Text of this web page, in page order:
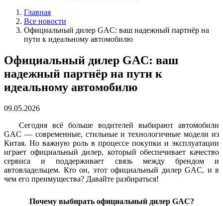
Главная
Все новости
Официальный дилер GAC: ваш надежный партнёр на
пути к идеальному автомобилю
Официальный дилер GAC: ваш
надежный партнёр на пути к
идеальному автомобилю
09.05.2026
Сегодня всё больше водителей выбирают автомобили
GAC — современные, стильные и технологичные модели из
Китая. Но важную роль в процессе покупки и эксплуатации
играет официальный дилер, который обеспечивает качество
сервиса и поддерживает связь между брендом и
автовладельцем. Кто он, этот официальный дилер GAC, и в
чем его преимущества? Давайте разбираться!
Почему выбирать официальный дилер GAC?